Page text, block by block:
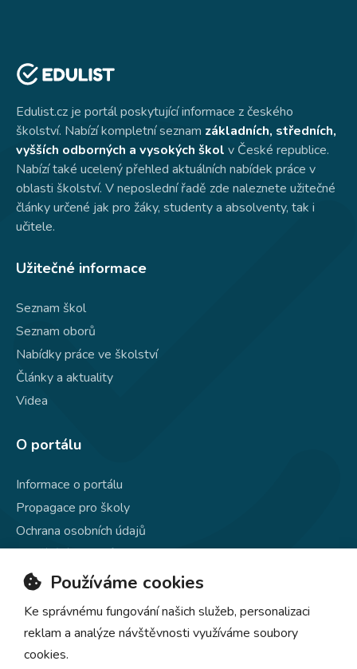
Edulist.cz je portál poskytující informace z českého
školství. Nabízí kompletní seznam základních, středních,
vyšších odborných a vysokých škol v České republice.
Nabízí také ucelený přehled aktuálních nabídek práce v
oblasti školství. V neposlední řadě zde naleznete užitečné
články určené jak pro žáky, studenty a absolventy, tak i
učitele.
Užitečné informace
Seznam škol
Seznam oborů
Nabídky práce ve školství
Články a aktuality
Videa
O portálu
Informace o portálu
Propagace pro školy
Ochrana osobních údajů
Používání souborů cookie
KontaktyPoužíváme cookies
Ke správnému fungování našich služeb, personalizaci
reklam a analýze návštěvnosti využíváme soubory
cookies.